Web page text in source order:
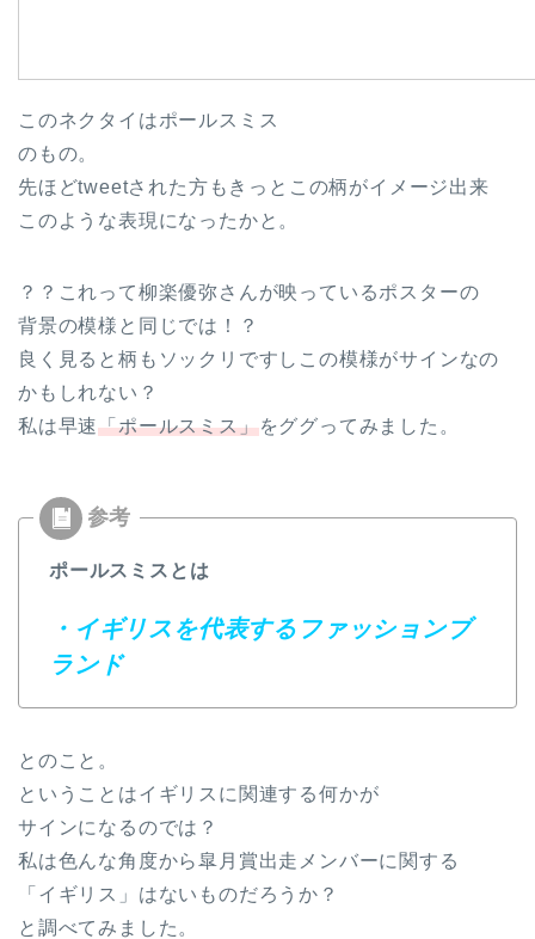
このネクタイはポールスミス
のもの。
先ほどtweetされた方もきっとこの柄がイメージ出来
このような表現になったかと。
？？これって柳楽優弥さんが映っているポスターの
背景の模様と同じでは！？
良く見ると柄もソックリですしこの模様がサインなの
かもしれない？
私は早速「ポールスミス」をググってみました。
ポールスミスとは
・イギリスを代表するファッションブ
ランド
とのこと。
ということはイギリスに関連する何かが
サインになるのでは？
私は色んな角度から皐月賞出走メンバーに関する
「イギリス」はないものだろうか？
と調べてみました。